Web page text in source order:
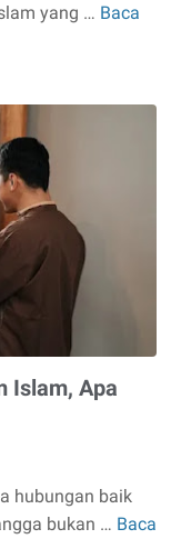
yang … Baca
Islam, Apa
hubungan baik
bukan … Baca